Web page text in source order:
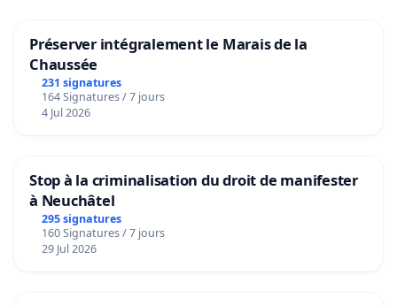
Préserver intégralement le Marais de la
Chaussée
231 signatures
164 Signatures / 7 jours
4 Jul 2026
Stop à la criminalisation du droit de manifester
à Neuchâtel
295 signatures
160 Signatures / 7 jours
29 Jul 2026